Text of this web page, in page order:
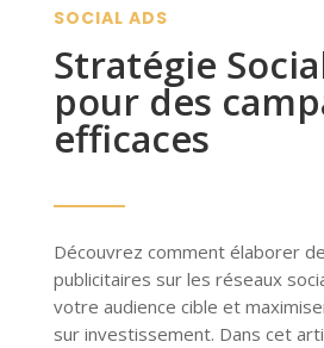
SOCIAL ADS
Stratégie
pour des
efficaces
Découvrez comment élaborer
publicitaires sur les réseaux
votre audience cible et
sur investissement. Dans cet